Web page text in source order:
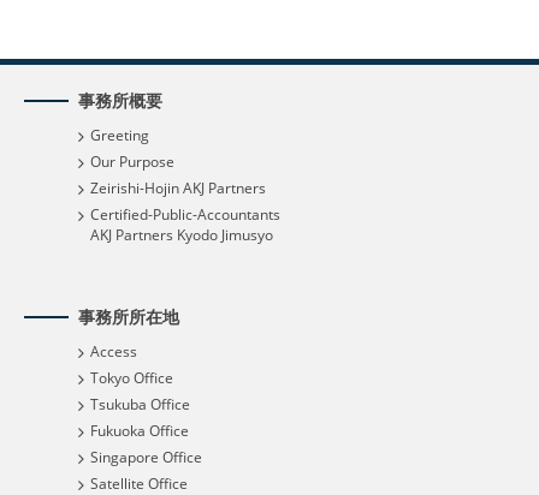
事務所概要
Greeting
Our Purpose
Zeirishi-Hojin AKJ Partners
Certified-Public-Accountants
AKJ Partners Kyodo Jimusyo
事務所所在地
Access
Tokyo Office
Tsukuba Office
Fukuoka Office
Singapore Office
Satellite Office